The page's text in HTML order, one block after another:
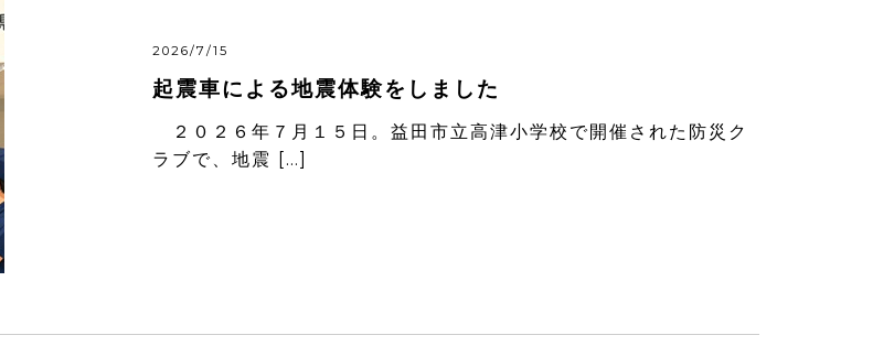
2026/7/15
起震車による地震体験をしました
２０２６年７月１５日。益田市立高津小学校で開催された防災ク
ラブで、地震 […]